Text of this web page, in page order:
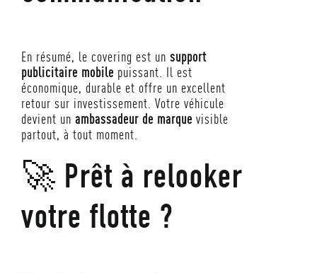
En résumé, le covering est un support
publicitaire mobile puissant. Il est
économique, durable et offre un excellent
retour sur investissement. Votre véhicule
devient un ambassadeur de marque visible
partout, à tout moment.
🚀 Prêt à relooker
votre flotte ?
E-mail *
Consentement à la newsletter
Je consens à recevoir la newsletter de SIGNASUD à l'adresse email
indiquée.
Envoyer